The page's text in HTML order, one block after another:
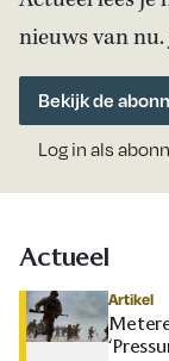
nieuws van nu.
Bekijk de
Log in als
Actueel
Artikel